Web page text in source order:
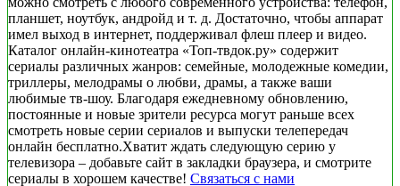
планшет, ноутбук, андройд и т. д. Достаточно, чтобы аппарат
имел выход в интернет, поддерживал флеш плеер и видео.
Каталог онлайн-кинотеатра «Топ-твдок.ру» содержит
сериалы различных жанров: семейные, молодежные комедии,
триллеры, мелодрамы о любви, драмы, а также ваши
любимые тв-шоу. Благодаря ежедневному обновлению,
постоянные и новые зрители ресурса могут раньше всех
смотреть новые серии сериалов и выпуски телепередач
онлайн бесплатно.Хватит ждать следующую серию у
телевизора – добавьте сайт в закладки браузера, и смотрите
сериалы в хорошем качестве! Связаться с нами